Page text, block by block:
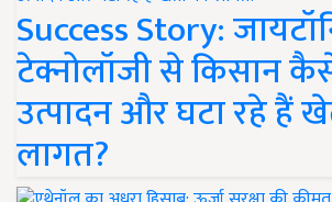
Success Story:
टेक्नोलॉजी से किसान
उत्पादन और घटा रहे हैं
लागत?